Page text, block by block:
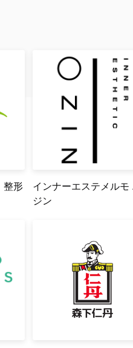
整形
インナーエステメルモ
ジン